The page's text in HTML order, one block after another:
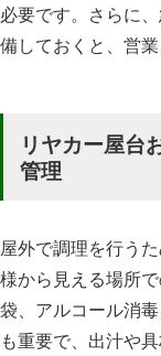
必要です。さらに
備しておくと、営
リヤカー屋台
管理
屋外で調理を行う
様から見える場所
袋、アルコール消
も重要で、出汁や